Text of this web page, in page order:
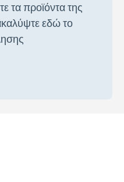
τα προϊόντα της
εδώ το